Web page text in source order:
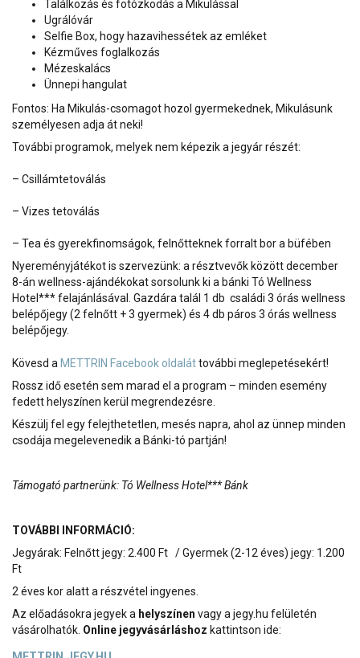
Találkozás és fotózkodás a Mikulással
Ugrálóvár
Selfie Box, hogy hazavihessétek az emléket
Kézműves foglalkozás
Mézeskalács
Ünnepi hangulat
Fontos: Ha Mikulás-csomagot hozol gyermekednek, Mikulásunk
személyesen adja át neki!
További programok, melyek nem képezik a jegyár részét:
– Csillámtetoválás
– Vizes tetoválás
– Tea és gyerekfinomságok, felnőtteknek forralt bor a büfében
Nyereményjátékot is szervezünk: a résztvevők között december
8-án wellness-ajándékokat sorsolunk ki a bánki Tó Wellness
Hotel*** felajánlásával. Gazdára talál 1 db családi 3 órás wellness
belépőjegy (2 felnőtt + 3 gyermek) és 4 db páros 3 órás wellness
belépőjegy.
Kövesd a METTRIN Facebook oldaláttovábbi meglepetésekért!
Rossz idő esetén sem marad el a program – minden esemény
fedett helyszínen kerül megrendezésre.
Készülj fel egy felejthetetlen, mesés napra, ahol az ünnep minden
csodája megelevenedik a Bánki-tó partján!
Támogató partnerünk: Tó Wellness Hotel*** Bánk
TOVÁBBI INFORMÁCIÓ:
Jegyárak: Felnőtt jegy: 2.400 Ft / Gyermek (2-12 éves) jegy: 1.200
Ft
2 éves kor alatt a részvétel ingyenes.
Az előadásokra jegyek a helyszínen vagy a jegy.hu felületén
vásárolhatók. Online jegyvásárláshoz kattintson ide: